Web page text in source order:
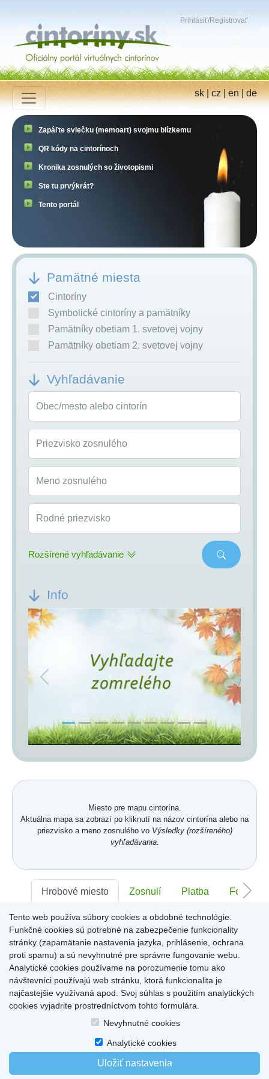
Prihlásiť/Registrovať
sk|cz|en|de
Zapáľte sviečku (memoart) svojmu blízkemu
QR kódy na cintorínoch
Kronika zosnulých so životopismi
Ste tu prvýkrát?
Tento portál
Pamätné miesta
Cintoríny
Symbolické cintoríny a pamätníky
Pamätníky obetiam 1. svetovej vojny
Pamätníky obetiam 2. svetovej vojny
Vyhľadávanie
Obec/mesto alebo cintorín
Priezvisko zosnulého
Meno zosnulého
Rodné priezvisko
Rozšírené vyhľadávanie
Info
Previous Next
Miesto pre mapu cintorína.
Aktuálna mapa sa zobrazí po kliknutí na názov cintorína alebo na
priezvisko a meno zosnulého vo Výsledky (rozšíreného)
vyhľadávania.
Hrobové miesto Zosnulí Platba Foto
Sektor:- Rad:- Číslo:-
Miesto pre informácie o hrobovom mieste
Produkty a služby |Citáty|O cintorínoch|
Tento web používa súbory cookies a obdobné technológie.
Funkčné cookies sú potrebné na zabezpečenie funkcionality
stránky (zapamätanie nastavenia jazyka, prihlásenie, ochrana
proti spamu) a sú nevyhnutné pre správne fungovanie webu.
Analytické cookies používame na porozumenie tomu ako
návštevníci používajú web stránku, ktorá funkcionalita je
najčastejšie využívaná apod. Svoj súhlas s použitím analytických
cookies vyjadrite prostredníctvom tohto formulára.
Nevyhnutné cookies
Analytické cookies
Uložiť nastavenia